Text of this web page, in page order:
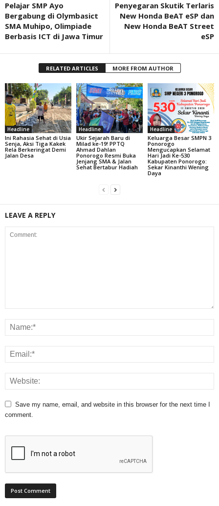
Pelajar SMP Ayo
Bergabung di Olymbasict
SMA Muhipo, Olimpiade
Berbasis ICT di Jawa Timur
Penyegaran Skutik Terlaris
New Honda BeAT eSP dan
New Honda BeAT Street
eSP
RELATED ARTICLES MORE FROM AUTHOR
Headline
Ini Rahasia Sehat di Usia
Senja, Aksi Tiga Kakek
Rela Berkeringat Demi
Jalan Desa
Headline
Ukir Sejarah Baru di
Milad ke-19! PPTQ
Ahmad Dahlan
Ponorogo Resmi Buka
Jenjang SMA & Jalan
Sehat Bertabur Hadiah
Headline
Keluarga Besar SMPN 3
Ponorogo
Mengucapkan Selamat
Hari Jadi Ke-530
Kabupaten Ponorogo:
Sekar Kinanthi Wening
Daya
LEAVE A REPLY
Save my name, email, and website in this browser for the next time I
comment.